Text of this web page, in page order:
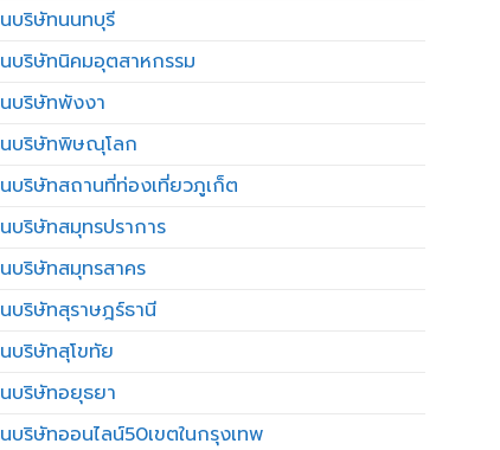
บริษัทนนทบุรี
บริษัทนิคมอุตสาหกรรม
บริษัทพังงา
นบริษัทพิษณุโลก
บริษัทสถานที่ท่องเที่ยวภูเก็ต
บริษัทสมุทรปราการ
บริษัทสมุทรสาคร
บริษัทสุราษฎร์ธานี
บริษัทสุโขทัย
บริษัทอยุธยา
บริษัทออนไลน์50เขตในกรุงเทพ